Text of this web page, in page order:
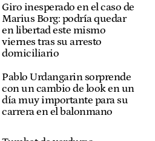
Giro inesperado en el caso de
Marius Borg: podría quedar
en libertad este mismo
viernes tras su arresto
domiciliario
Pablo Urdangarin sorprende
con un cambio de look en un
día muy importante para su
carrera en el balonmano